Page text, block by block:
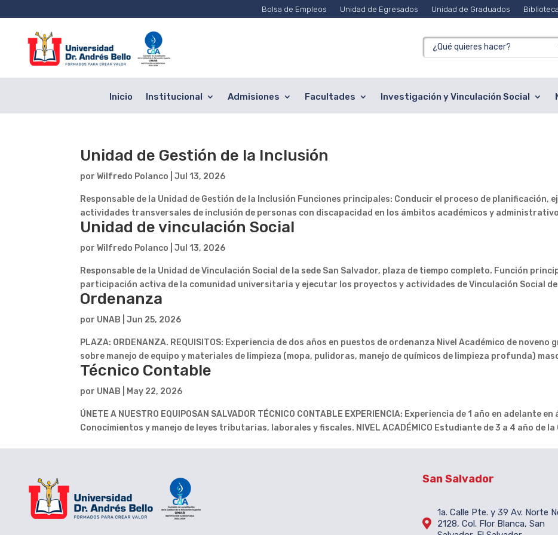
Bolsa de Empleos Unidad de Egresados Unidad de Graduados Biblioteca
Inicio Institucional Admisiones Facultades Investigación y Vinculación Social
Unidad de Gestión de la Inclusión
porWilfredo Polanco |Jul 13, 2026
Responsable de la Unidad de Gestión de la Inclusión Funciones principales: Conducir el proceso de planificación,
actividades transversales de inclusión de personas con discapacidad en los ámbitos académicos y
Unidad de vinculación Social
porWilfredo Polanco |Jul 13, 2026
Responsable de la Unidad de Vinculación Social de la sede San Salvador, plaza de tiempo completo. Función
participación activa de la comunidad universitaria y ejecutar los proyectos y actividades de Vinculación Social de
Ordenanza
por UNAB |Jun 25, 2026
PLAZA: ORDENANZA. REQUISITOS: Experiencia de dos años en puestos de ordenanza Nivel Académico de
sobre manejo de equipo y materiales de limpieza (mopa, pulidoras, manejo de químicos de limpieza profunda)
Técnico Contable
por UNAB May 22, 2026
ÚNETE A NUESTRO EQUIPOSAN SALVADOR TÉCNICO CONTABLE EXPERIENCIA: Experiencia de 1 año en adelante
Conocimientos y manejo de leyes tributarias, laborales y fiscales. NIVEL ACADÉMICO Estudiante de 3 a 4 año de
San Salvador

1a. Calle Pte. y 39 Av. Norte
2128, Col. Flor Blanca, San